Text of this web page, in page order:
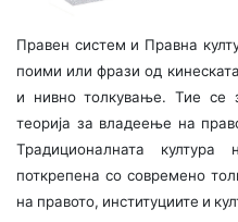
Правен систем и Правна
поими или фрази од
и нивно толкување. Тие се
теорија за владеење на
Традиционалната
поткрепена со современо
на правото, институциите и